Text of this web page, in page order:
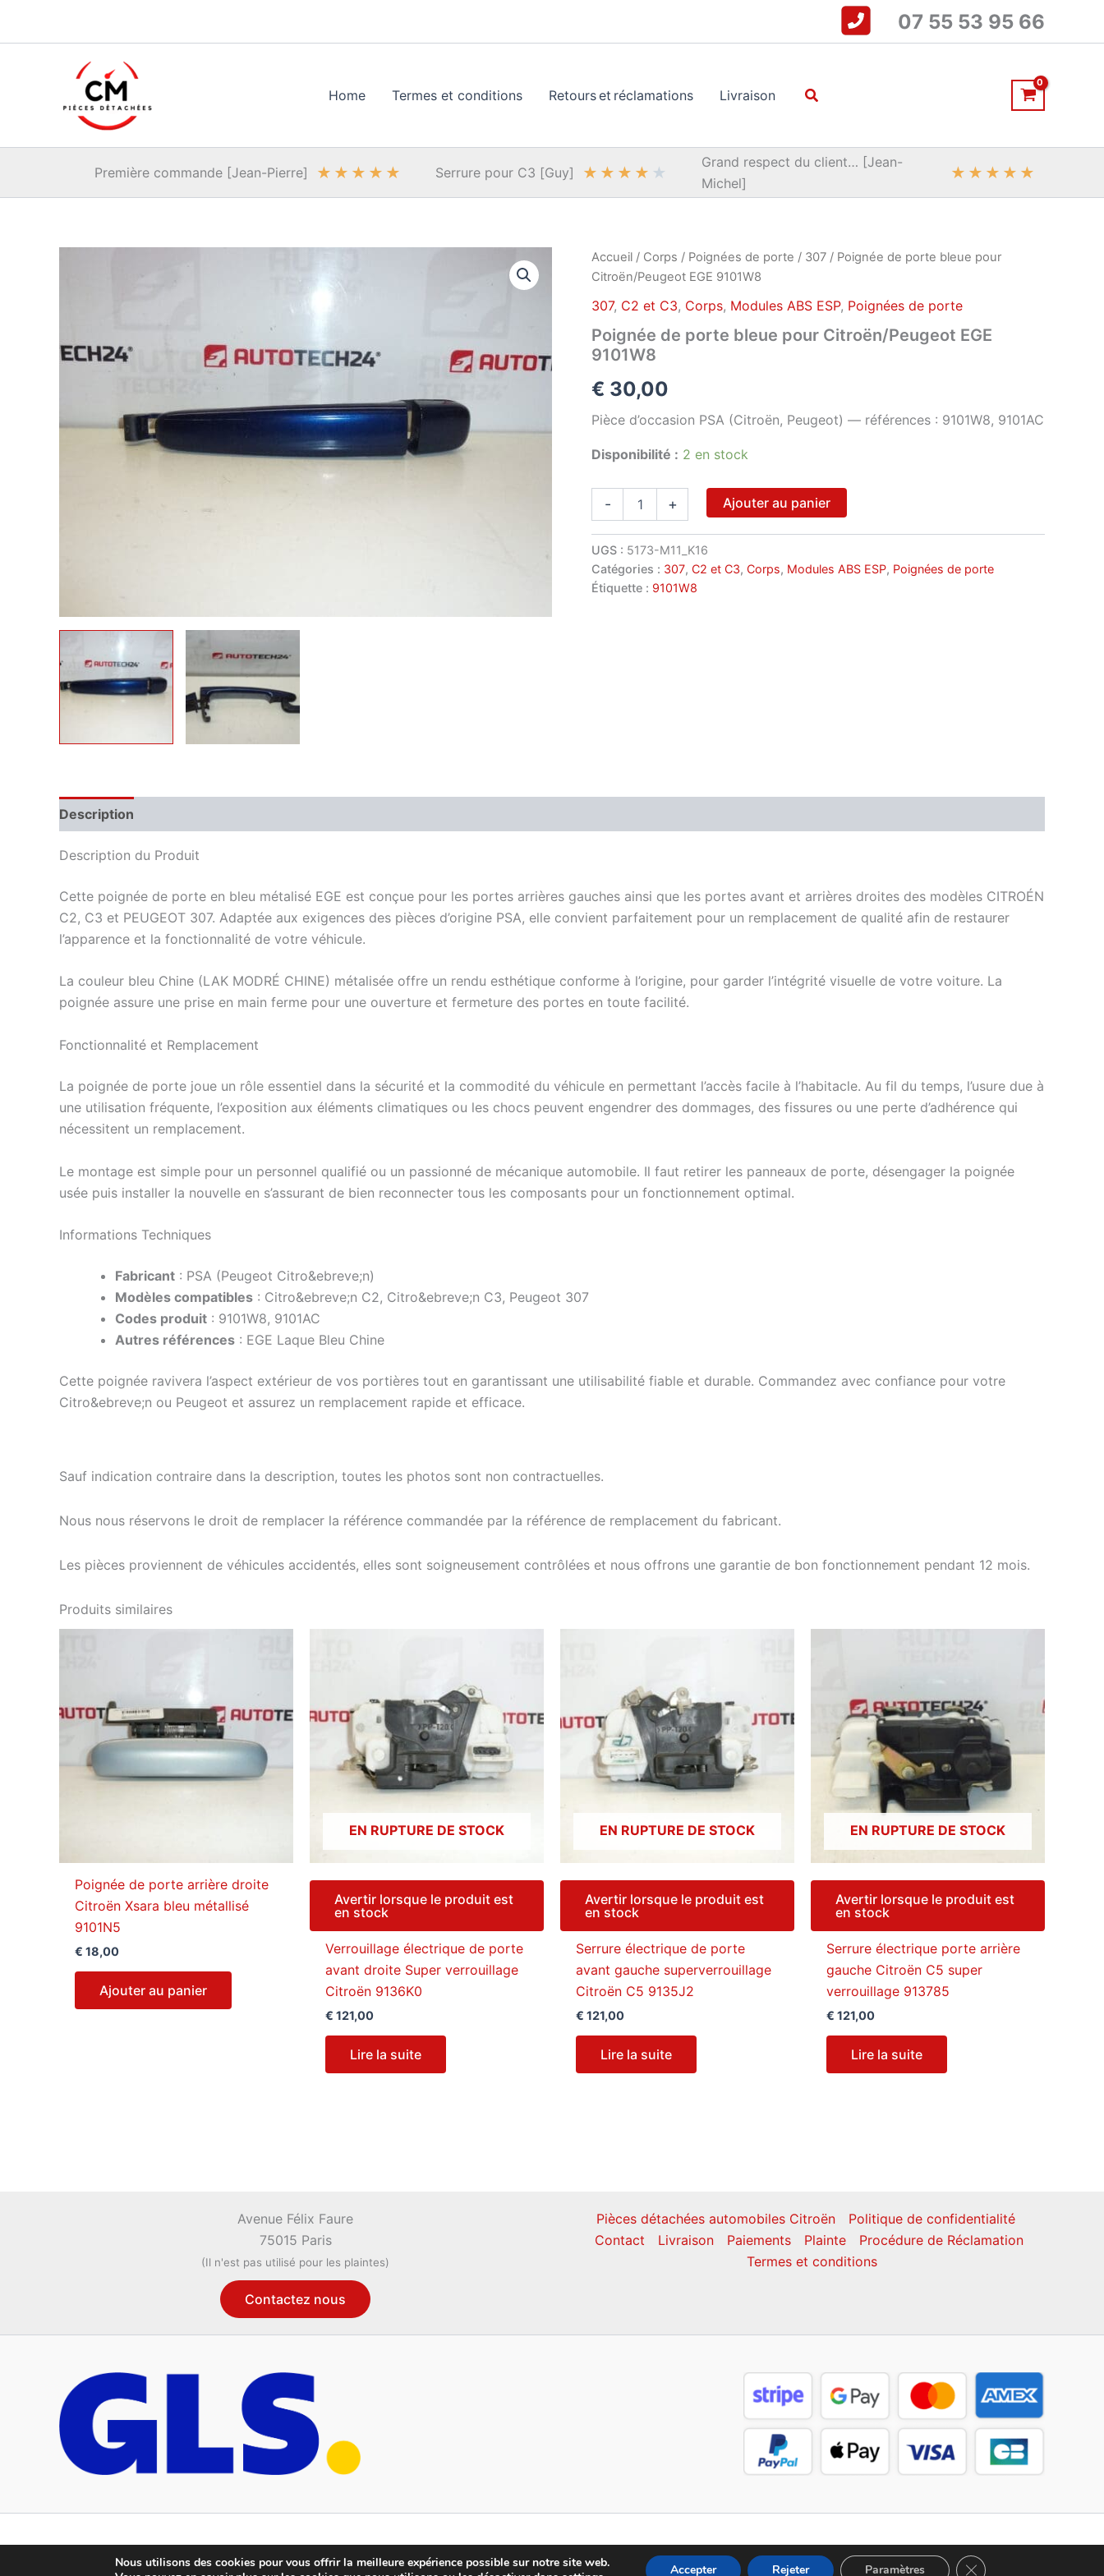
07 55 53 95 66
Home Termes et conditions Retours et réclamations Livraison Rechercher
Première commande [Jean-Pierre] ★ ★ ★ ★ ★ Serrure pour C3 [Guy] ★ ★ ★ ★ ★
Grand respect du client… [Jean-
Michel]
★ ★ ★ ★ ★
Accueil / Corps / Poignées de porte / 307 / Poignée de porte bleue pour
Citroën/Peugeot EGE 9101W8
307, C2 et C3, Corps, Modules ABS ESP, Poignées de porte
Poignée de porte bleue pour Citroën/Peugeot EGE
9101W8
€ 30,00
Pièce d’occasion PSA (Citroën, Peugeot) — références : 9101W8, 9101AC
Disponibilité : 2 en stock
-
de
porte
bleue
pour
+ Ajouter au panier
UGS : 5173-M11_K16
Catégories : 307, C2 et C3, Corps, Modules ABS ESP, Poignées de porte
Étiquette : 9101W8
Description
Description du Produit
Cette poignée de porte en bleu métalisé EGE est conçue pour les portes arrières gauches ainsi que les portes avant et arrières droites des modèles CITROÉN
C2, C3 et PEUGEOT 307. Adaptée aux exigences des pièces d’origine PSA, elle convient parfaitement pour un remplacement de qualité afin de restaurer
l’apparence et la fonctionnalité de votre véhicule.
La couleur bleu Chine (LAK MODRÉ CHINE) métalisée offre un rendu esthétique conforme à l’origine, pour garder l’intégrité visuelle de votre voiture. La
poignée assure une prise en main ferme pour une ouverture et fermeture des portes en toute facilité.
Fonctionnalité et Remplacement
La poignée de porte joue un rôle essentiel dans la sécurité et la commodité du véhicule en permettant l’accès facile à l’habitacle. Au fil du temps, l’usure due à
une utilisation fréquente, l’exposition aux éléments climatiques ou les chocs peuvent engendrer des dommages, des fissures ou une perte d’adhérence qui
nécessitent un remplacement.
Le montage est simple pour un personnel qualifié ou un passionné de mécanique automobile. Il faut retirer les panneaux de porte, désengager la poignée
usée puis installer la nouvelle en s’assurant de bien reconnecter tous les composants pour un fonctionnement optimal.
Informations Techniques
Fabricant : PSA (Peugeot Citro&ebreve;n)
Modèles compatibles : Citro&ebreve;n C2, Citro&ebreve;n C3, Peugeot 307
Codes produit : 9101W8, 9101AC
Autres références : EGE Laque Bleu Chine
Cette poignée ravivera l’aspect extérieur de vos portières tout en garantissant une utilisabilité fiable et durable. Commandez avec confiance pour votre
Citro&ebreve;n ou Peugeot et assurez un remplacement rapide et efficace.
Sauf indication contraire dans la description, toutes les photos sont non contractuelles.
Nous nous réservons le droit de remplacer la référence commandée par la référence de remplacement du fabricant.
Les pièces proviennent de véhicules accidentés, elles sont soigneusement contrôlées et nous offrons une garantie de bon fonctionnement pendant 12 mois.
Produits similaires
Poignée de porte arrière droite
Citroën Xsara bleu métallisé
9101N5
€ 18,00
Ajouter au panier
EN RUPTURE DE STOCK
Avertir lorsque le produit est
en stock
Verrouillage électrique de porte
avant droite Super verrouillage
Citroën 9136K0
€ 121,00
Lire la suite
EN RUPTURE DE STOCK
Avertir lorsque le produit est
en stock
Serrure électrique de porte
avant gauche superverrouillage
Citroën C5 9135J2
€ 121,00
Lire la suite
EN RUPTURE DE STOCK
Avertir lorsque le produit est
en stock
Serrure électrique porte arrière
gauche Citroën C5 super
verrouillage 913785
€ 121,00
Lire la suite
Avenue Félix Faure
75015 Paris
(Il n'est pas utilisé pour les plaintes)
Contactez nous
Pièces détachées automobiles Citroën
Politique de confidentialité
Contact
Livraison Paiements Plainte
Procédure de Réclamation
Termes et conditions
Copyright © 2026 CM Pièces Détachées
Nous utilisons des cookies pour vous offrir la meilleure expérience possible sur notre site web.
Accepter Rejeter Paramètres Fermer la bannière des